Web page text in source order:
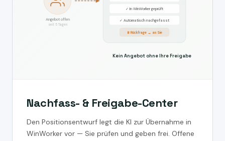
Angebot offen
seit 5 Tagen
✓ In WinWorker geprüft
✓ Automatisch nachgefasst
⏸ Rückfrage → an Sie
Kein Angebot ohne Ihre Freigabe
Nachfass- & Freigabe-Center
Den Positionsentwurf legt die KI zur Übernahme in
WinWorker vor — Sie prüfen und geben frei. Offene